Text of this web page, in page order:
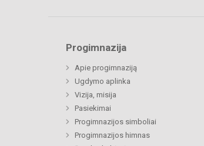
Progimnazija
Apie progimnaziją
Ugdymo aplinka
Vizija, misija
Pasiekimai
Progimnazijos simboliai
Progimnazijos himnas